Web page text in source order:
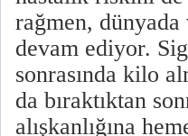
rağmen,
devam ediyor.
sonrasında kilo
da bıraktıktan
alışkanlığına